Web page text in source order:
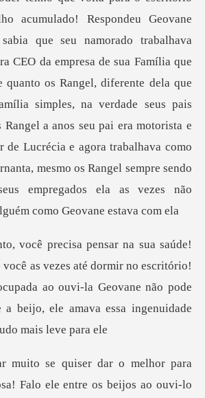
ua Família que
quanto os Rangel, diferente dela que
simples, na verdade seus pais
Rangel a anos seu pai era motorista e
s até dormir no escritório!
ao ouvi-la Geovane não pode
o ele entre os beijos ao ouvi-lo